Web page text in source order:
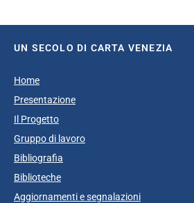
UN SECOLO DI CARTA VENEZIA
Home
Presentazione
Il Progetto
Gruppo di lavoro
Bibliografia
Biblioteche
Aggiornamenti e segnalazioni